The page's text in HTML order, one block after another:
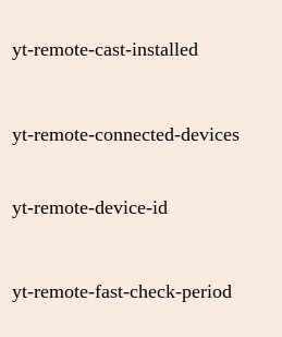
yt-remote-cast-installed
yt-remote-connected-devices
yt-remote-device-id
yt-remote-fast-check-period